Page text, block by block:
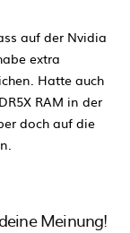
auf der Nvidia
extra
Hatte auch
RAM in der
doch auf die
Meinung!